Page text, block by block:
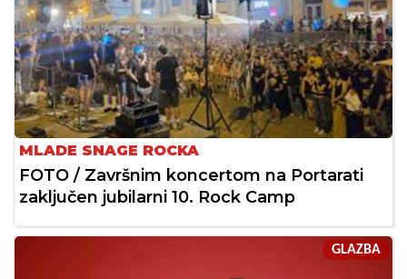
MLADE SNAGE ROCKA
FOTO / Završnim koncertom na Portarati
zaključen jubilarni 10. Rock Camp
GLAZBA